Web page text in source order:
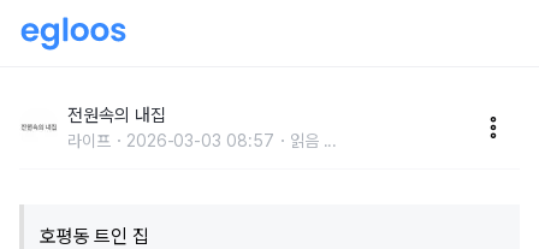
전원속의 내집
라이프 2026-03-03 08:57 읽음 ...
호평동 트인 집